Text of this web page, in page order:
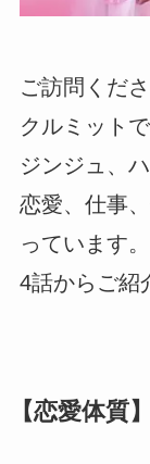
ご訪問くだ
クルミット
ジンジュ、
恋愛、仕事
っています。
4話からご紹
【恋愛体質